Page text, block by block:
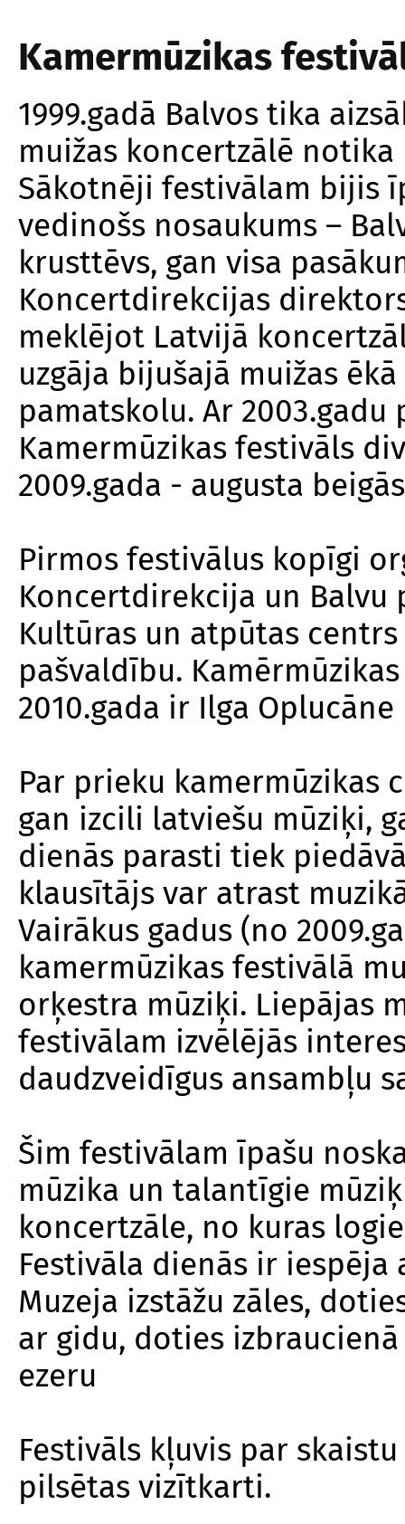
Kamermūzikas
1999.gadā Balvos tika
muižas koncertzālē
Sākotnēji festivālam bijis
vedinošs nosaukums –
krusttēvs, gan visa
Koncertdirekcijas
meklējot Latvijā
uzgāja bijušajā muižas
pamatskolu. Ar
Kamermūzikas festivāls
2009.gada - augusta beigās
Pirmos festivālus kopīgi
Koncertdirekcija un Balvu
Kultūras un atpūtas
pašvaldību.
2010.gada ir Ilga Oplucāne
Par prieku kamermūzikas
gan izcili latviešu mūziķi,
dienās parasti tiek
klausītājs var atrast
Vairākus gadus (no
kamermūzikas festivālā
orķestra mūziķi. Liepājas
festivālam izvēlējās
daudzveidīgus ansambļu
Šim festivālam īpašu
mūzika un talantīgie
koncertzāle, no kuras
Festivāla dienās ir
Muzeja izstāžu zāles,
ar gidu, doties
ezeru
Festivāls kļuvis par
pilsētas vizītkarti.